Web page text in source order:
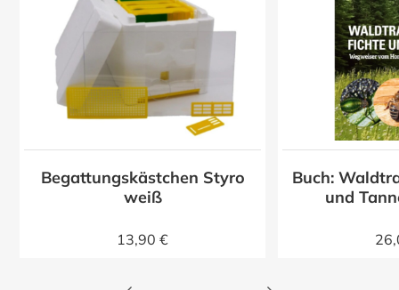
Begattungskästchen Styro
weiß
13,90 €
Buch:
und